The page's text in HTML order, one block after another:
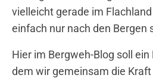
vielleicht gerade im
einfach nur nach den Bergen
Hier im Bergweh-Blog soll
dem wir gemeinsam die